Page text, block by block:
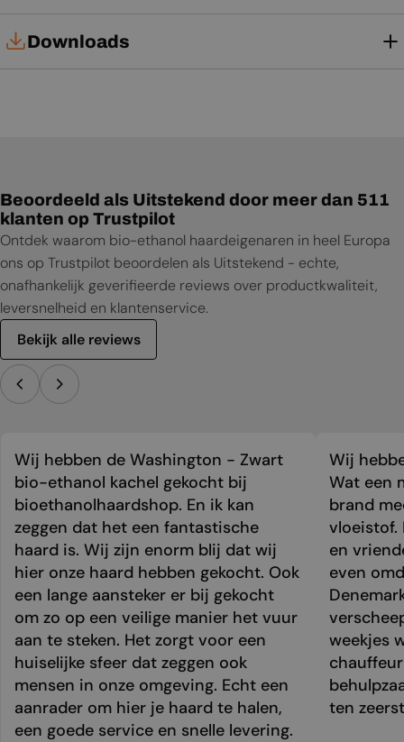
Downloads
Beoordeeld als Uitstekend door meer dan 511
klanten op Trustpilot
Ontdek waarom bio-ethanol haardeigenaren in heel Europa
ons op Trustpilot beoordelen als Uitstekend - echte,
onafhankelijk geverifieerde reviews over productkwaliteit,
leversnelheid en klantenservice.
Bekijk alle reviews
Wij hebben de Washington - Zwart
bio-ethanol kachel gekocht bij
bioethanolhaardshop. En ik kan
zeggen dat het een fantastische
haard is. Wij zijn enorm blij dat wij
hier onze haard hebben gekocht. Ook
een lange aansteker er bij gekocht
om zo op een veilige manier het vuur
aan te steken. Het zorgt voor een
huiselijke sfeer dat zeggen ook
mensen in onze omgeving. Echt een
aanrader om hier je haard te halen,
een goede service en snelle levering.
Wij
Wat een
brand
vloeistof.
en
even
weekjes
ten